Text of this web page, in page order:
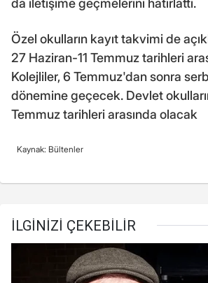
da iletişime geçmelerini hatırlattı.
Özel okulların kayıt takvimi de
27 Haziran-11 Temmuz tarihleri
Kolejliler, 6 Temmuz'dan sonra
dönemine geçecek. Devlet
Temmuz tarihleri arasında olacak
Kaynak: Bültenler